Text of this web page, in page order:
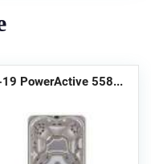
PowerActive 558...